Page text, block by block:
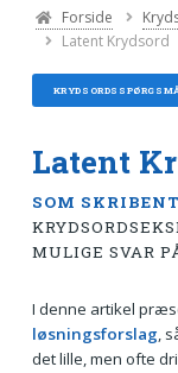
Forside
Latent Krydsord
Latent
SOM
MULIGE SVAR
I denne artikel
løsningsforslag,
det lille, men ofte